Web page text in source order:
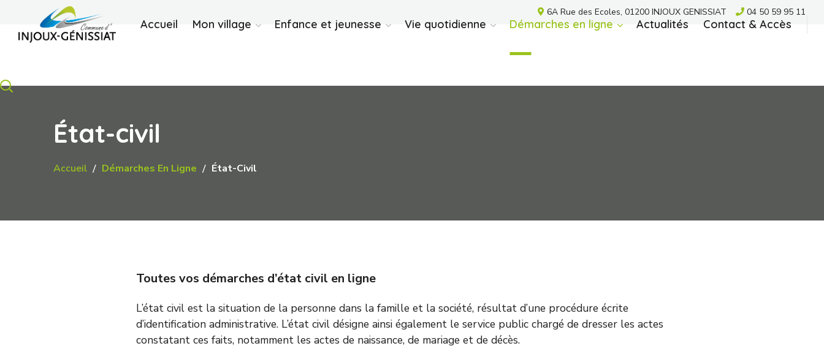
6A Rue des Ecoles, 01200 INJOUX GENISSIAT 04 50 59 95 11
Accueil Mon village Enfance et jeunesse Vie quotidienne Démarches en ligne Actualités Contact & Accès
État-civil
Accueil Démarches En Ligne État-Civil
Toutes vos démarches d’état civil en ligne
L’état civil est la situation de la personne dans la famille et la société, résultat d’une procédure écrite
d’identification administrative. L’état civil désigne ainsi également le service public chargé de dresser les actes
constatant ces faits, notamment les actes de naissance, de mariage et de décès.